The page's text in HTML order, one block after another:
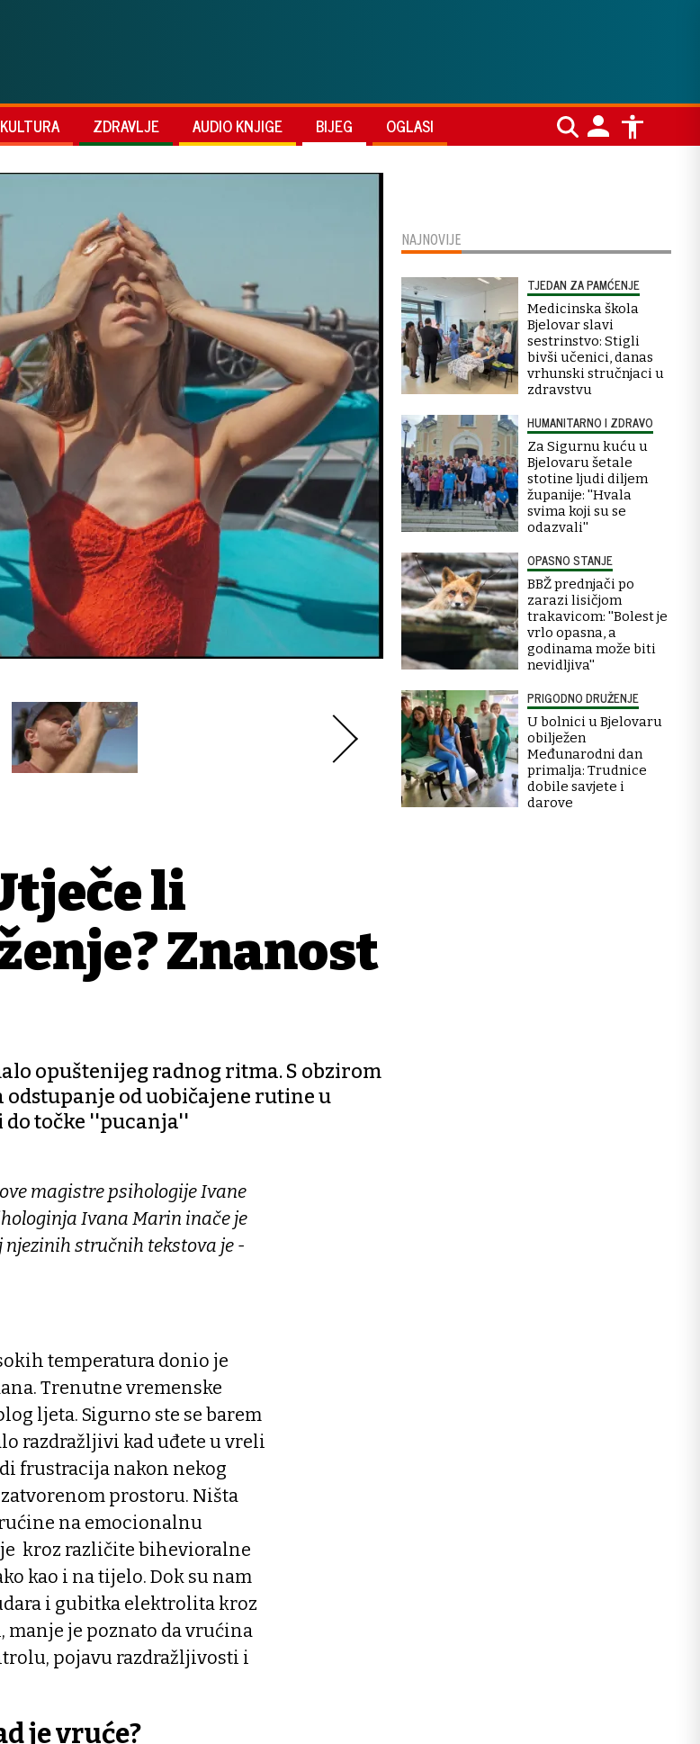
KULTURA ZDRAVLJE AUDIO KNJIGE BIJEG OGLASI
li
Znanost
opuštenijeg radnog ritma. S obzirom
od uobičajene rutine u
točke ''pucanja''
magistre psihologije Ivane
Ivana Marin inače je
stručnih tekstova je -
temperatura donio je
Trenutne vremenske
ljeta. Sigurno ste se barem
razdražljivi kad uđete u vreli
frustracija nakon nekog
prostoru. Ništa
na emocionalnu
kroz različite bihevioralne
kao i na tijelo. Dok su nam
i gubitka elektrolita kroz
je poznato da vrućina
pojavu razdražljivosti i
je vruće?
NAJNOVIJE
TJEDAN ZA PAMĆENJE
Medicinska škola
Bjelovar slavi
sestrinstvo: Stigli
bivši učenici, danas
vrhunski stručnjaci u
zdravstvu
HUMANITARNO I ZDRAVO
Za Sigurnu kuću u
Bjelovaru šetale
stotine ljudi diljem
županije: ''Hvala
svima koji su se
odazvali''
OPASNO STANJE
BBŽ prednjači po
zarazi lisičjom
trakavicom: ''Bolest je
vrlo opasna, a
godinama može biti
nevidljiva''
PRIGODNO DRUŽENJE
U bolnici u Bjelovaru
obilježen
Međunarodni dan
primalja: Trudnice
dobile savjete i
darove